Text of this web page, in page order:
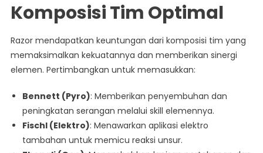
Komposisi Tim Optimal
Razor mendapatkan keuntungan dari komposisi tim yang
memaksimalkan kekuatannya dan memberikan sinergi
elemen. Pertimbangkan untuk memasukkan:
Bennett (Pyro): Memberikan penyembuhan dan
peningkatan serangan melalui skill elemennya.
Fischl (Elektro): Menawarkan aplikasi elektro
tambahan untuk memicu reaksi unsur.